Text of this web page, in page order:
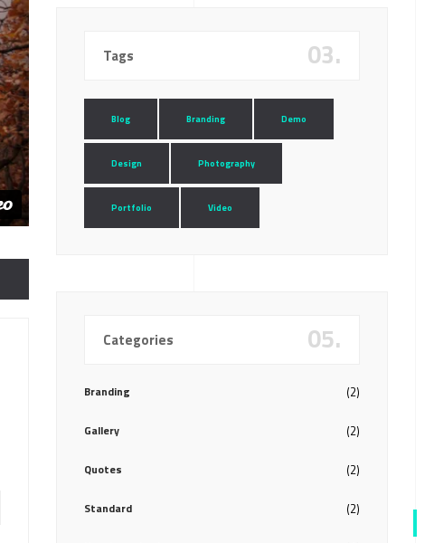
Tags 03.
Blog Branding Demo
Design Photography
Portfolio Video
Categories 05.
Branding (2)
Gallery (2)
Quotes (2)
Standard (2)